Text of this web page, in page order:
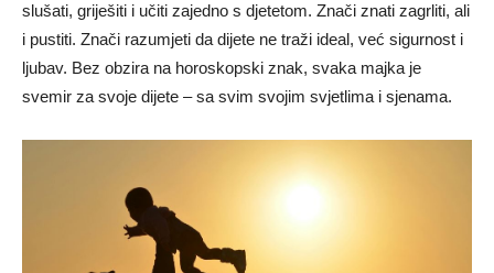
slušati, griješiti i učiti zajedno s djetetom. Znači znati zagrliti, ali
i pustiti. Znači razumjeti da dijete ne traži ideal, već sigurnost i
ljubav. Bez obzira na horoskopski znak, svaka majka je
svemir za svoje dijete – sa svim svojim svjetlima i sjenama.